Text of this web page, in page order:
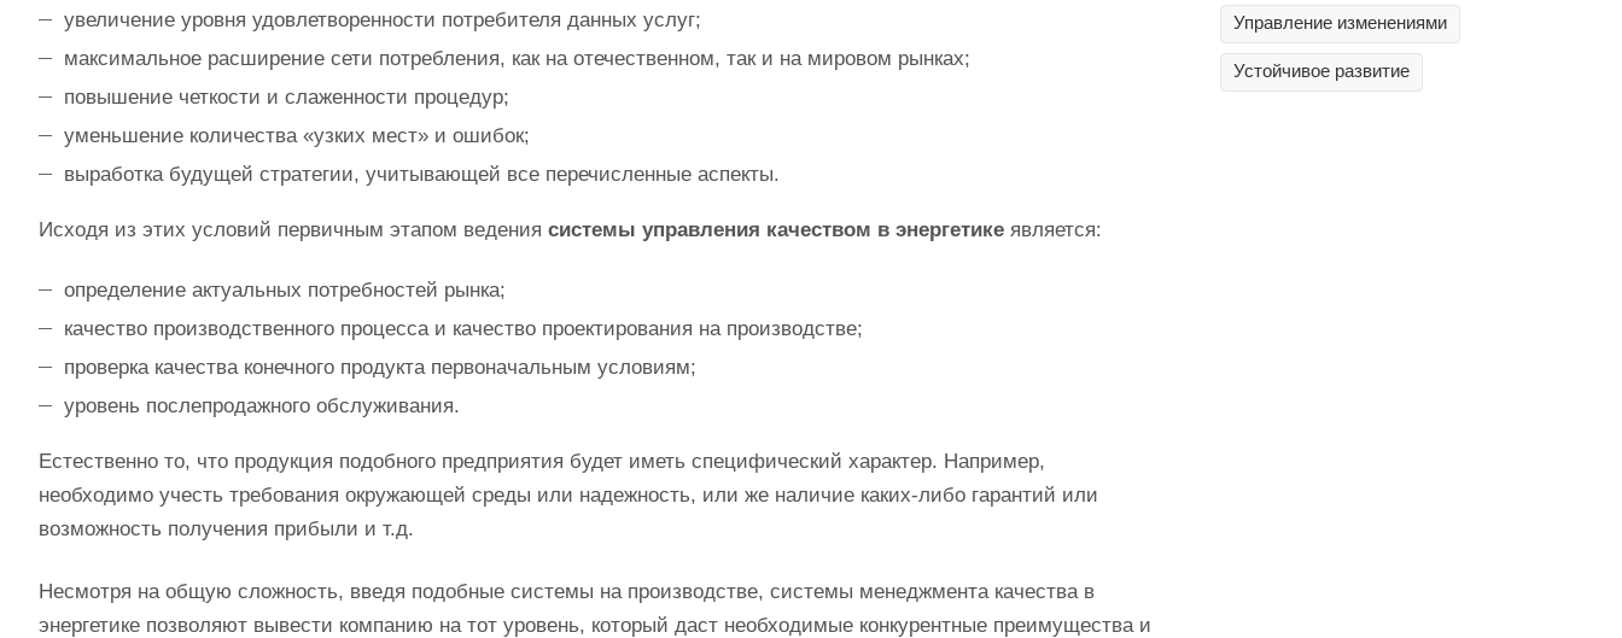
увеличение уровня удовлетворенности потребителя данных услуг;
максимальное расширение сети потребления, как на отечественном, так и на мировом рынках;
повышение четкости и слаженности процедур;
уменьшение количества «узких мест» и ошибок;
выработка будущей стратегии, учитывающей все перечисленные аспекты.
Исходя из этих условий первичным этапом ведения системы управления качеством в энергетике является:
определение актуальных потребностей рынка;
качество производственного процесса и качество проектирования на производстве;
проверка качества конечного продукта первоначальным условиям;
уровень послепродажного обслуживания.
Естественно то, что продукция подобного предприятия будет иметь специфический характер. Например,
необходимо учесть требования окружающей среды или надежность, или же наличие каких-либо гарантий или
возможность получения прибыли и т.д.
Несмотря на общую сложность, введя подобные системы на производстве, системы менеджмента качества в
энергетике позволяют вывести компанию на тот уровень, который даст необходимые конкурентные преимущества и
Управление изменениями
Устойчивое развитие